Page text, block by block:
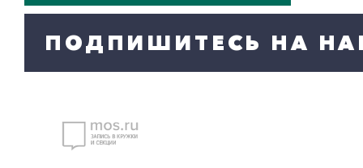
ПОДПИШИТЕСЬ НА